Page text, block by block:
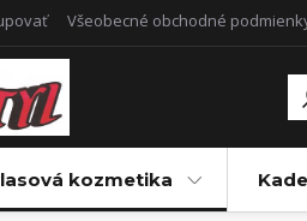
Všeobecné obchodné
kozmetika